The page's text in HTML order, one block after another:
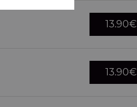
13.90€
13.90€